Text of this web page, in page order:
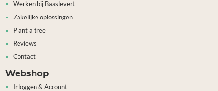
Werken bij Baaslevert
Zakelijke oplossingen
Plant a tree
Reviews
Contact
Webshop
Inloggen & Account